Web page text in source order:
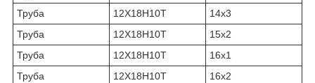
Труба
12Х18Н10Т
14х3
Труба
12Х18Н10Т
15х2
Труба
12Х18Н10Т
16х1
Труба
12Х18Н10Т
16х2